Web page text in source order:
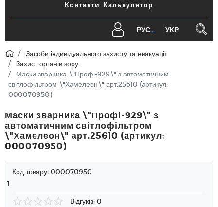
Контакти Калькулятор
РУС УКР
Засоби індивідуального захисту та евакуації
Захист органів зору
Маски зварника \"Профі-929\" з автоматичним
світлофільтром \"Хамелеон\" арт.25610 (артикул:
000070950)
Маски зварника \"Профі-929\" з
автоматичним світлофільтром
\"Хамелеон\" арт.25610 (артикул:
000070950)
Код товару: 000070950
1
Відгуків: 0